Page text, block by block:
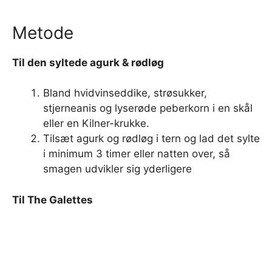
Metode
Til den syltede agurk & rødløg
Bland hvidvinseddike, strøsukker,
stjerneanis og lyserøde peberkorn i en skål
eller en Kilner-krukke.
Tilsæt agurk og rødløg i tern og lad det sylte
i minimum 3 timer eller natten over, så
smagen udvikler sig yderligere
Til The Galettes